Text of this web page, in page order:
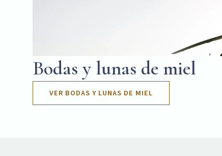
Bodas y lunas de miel
VER BODAS Y LUNAS DE MIEL